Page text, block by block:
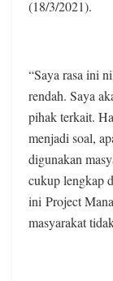
(18/3/2021).
“Saya rasa ini
rendah. Saya
pihak terkait.
menjadi soal,
digunakan
cukup lengkap
ini Project
masyarakat